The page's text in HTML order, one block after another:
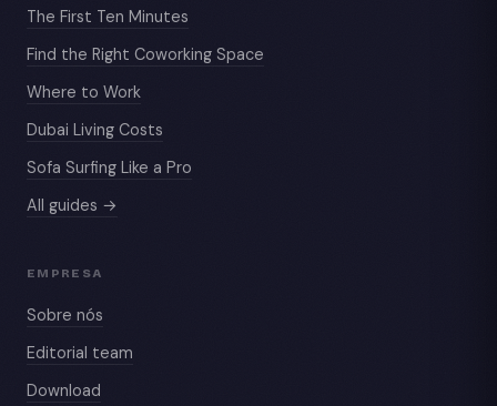
The First Ten Minutes
Find the Right Coworking Space
Where to Work
Dubai Living Costs
Sofa Surfing Like a Pro
All guides →
EMPRESA
Sobre nós
Editorial team
Download